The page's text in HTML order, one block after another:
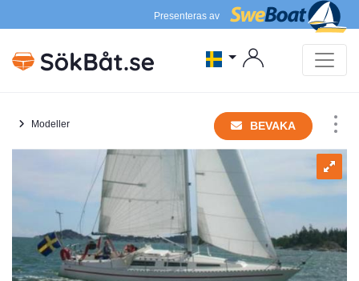
Presenteras av
Modeller BEVAKA